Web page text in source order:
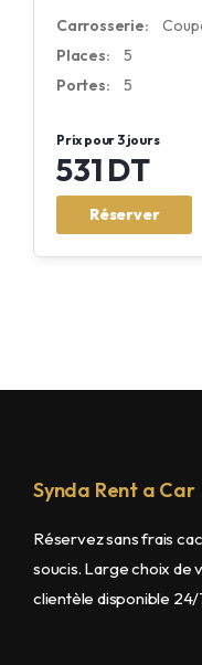
Carrosserie:
Places:
5
Portes:
5
Prix pour 3 jours
531 DT
Réserver
Synda Rent a Car
Réservez sans frais
soucis. Large choix de
clientèle disponible 24/